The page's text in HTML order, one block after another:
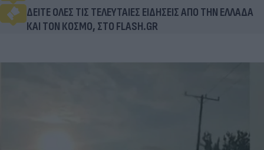
ΔΕΙΤΕ ΟΛΕΣ ΤΙΣ ΤΕΛΕΥΤΑΙΕΣ ΕΙΔΗΣΕΙΣ ΑΠΟ ΤΗΝ ΕΛΛΑΔΑ
ΚΑΙ ΤΟΝ ΚΟΣΜΟ, ΣΤΟ FLASH.GR